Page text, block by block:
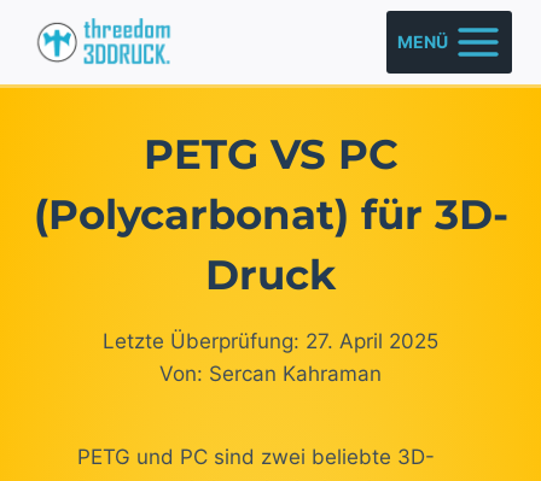
Inhalt
springen
MENÜ
PETG VS PC
(Polycarbonat) für 3D-
Druck
Letzte Überprüfung: 27. April 2025
Von: Sercan Kahraman
PETG und PC sind zwei beliebte 3D-